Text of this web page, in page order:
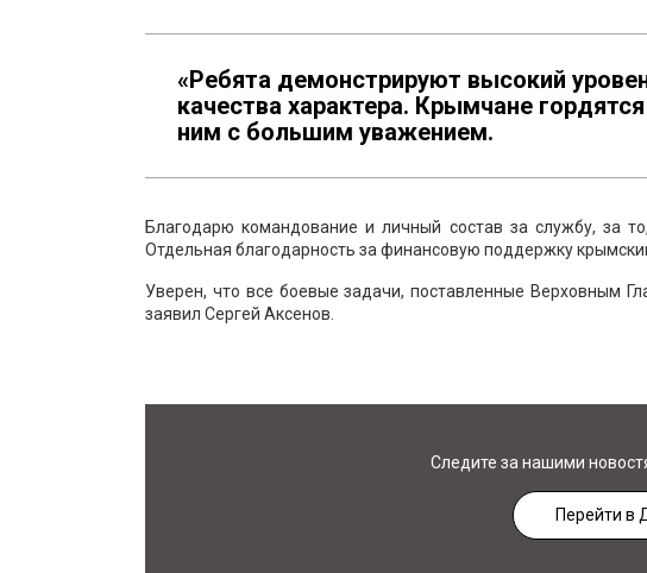
«Ребята демонстрируют высокий
качества характера. Крымчане
ним с большим уважением.
Благодарю командование и личный состав за службу, за
Отдельная благодарность за финансовую поддержку
Уверен, что все боевые задачи, поставленные Верховным
заявил Сергей Аксенов.
Следите за нашими
Перейти в